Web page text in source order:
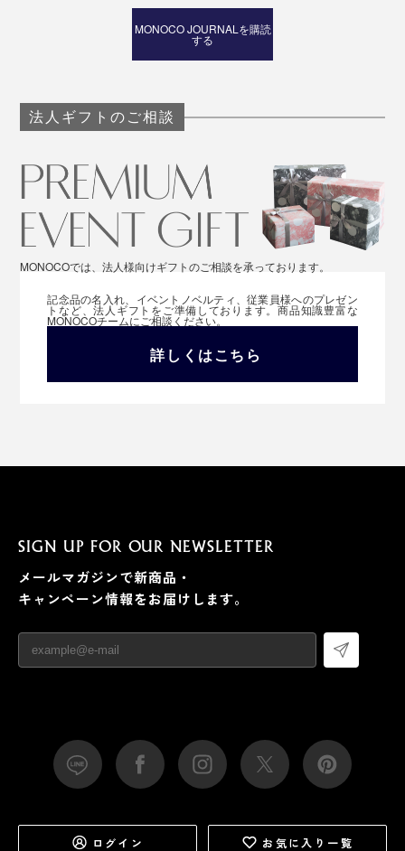
MONOCO JOURNALを購読
する
法人ギフトのご相談
MONOCOでは、法人様向けギフトのご相談を承っております。
記念品の名入れ、イベントノベルティ、従業員様へのプレゼン
トなど、法人ギフトをご準備しております。商品知識豊富な
MONOCOチームにご相談ください。
詳しくはこちら
SIGN UP FOR OUR NEWSLETTER
メールマガジンで新商品・
キャンペーン情報をお届けします。
ログイン お気に入り一覧